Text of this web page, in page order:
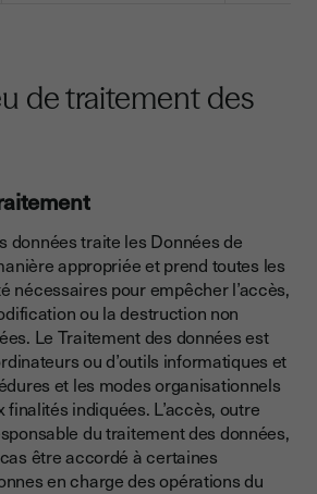
de traitement des
données traite les Données de
appropriée et prend toutes les
nécessaires pour empêcher l’accès,
ou la destruction non
Le Traitement des données est
ou d’outils informatiques et
et les modes organisationnels
indiquées. L’accès, outre
du traitement des données,
être accordé à certaines
en charge des opérations du